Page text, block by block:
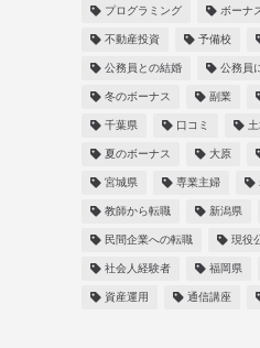
プログラミング ボーナ
不動産投資 予備校
公務員との結婚 公務員
冬のボーナス 副業
千葉県 口コミ
夏のボーナス 大原
宮城県 専業主婦
教師から転職 新潟県
民間企業への転職 現役
社会人経験者 福岡県
資産運用 通信講座